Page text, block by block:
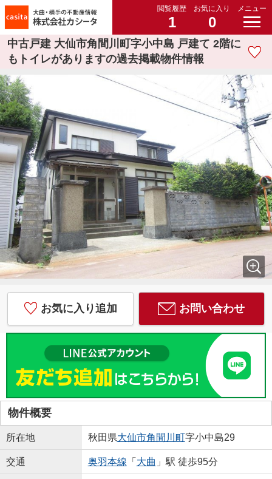
閲覧履歴
1
お気に入り
0
メニュー
中古戸建 大仙市角間川町字小中島 戸建て 2階に
もトイレがありますの過去掲載物件情報
お気に入り追加 お問い合わせ
物件概要
所在地 秋田県大仙市角間川町字小中島29
交通 奥羽本線 「 大曲 」駅 徒歩95分